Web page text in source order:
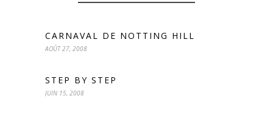
CARNAVAL DE NOTTING HILL
AOÛT 27, 2008
STEP BY STEP
JUIN 15, 2008